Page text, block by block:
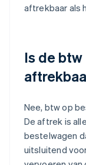
aftrekbaar als
Is de
Nee, btw op
De aftrek is
bestelwagen
uitsluitend